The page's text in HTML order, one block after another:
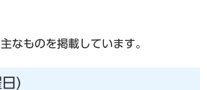
なものを掲載しています。
)